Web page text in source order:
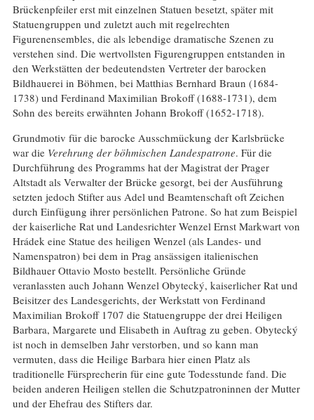
Brückenpfeiler erst mit einzelnen Statuen besetzt, später mit
Statuengruppen und zuletzt auch mit regelrechten
Figurenensembles, die als lebendige dramatische Szenen zu
verstehen sind. Die wertvollsten Figurengruppen entstanden in
den Werkstätten der bedeutendsten Vertreter der barocken
Bildhauerei in Böhmen, bei Matthias Bernhard Braun (1684-
1738) und Ferdinand Maximilian Brokoff (1688-1731), dem
Sohn des bereits erwähnten Johann Brokoff (1652-1718).
Grundmotiv für die barocke Ausschmückung der Karlsbrücke
war die Verehrung der böhmischen Landespatrone. Für die
Durchführung des Programms hat der Magistrat der Prager
Altstadt als Verwalter der Brücke gesorgt, bei der Ausführung
setzten jedoch Stifter aus Adel und Beamtenschaft oft Zeichen
durch Einfügung ihrer persönlichen Patrone. So hat zum Beispiel
der kaiserliche Rat und Landesrichter Wenzel Ernst Markwart von
Hrádek eine Statue des heiligen Wenzel (als Landes- und
Namenspatron) bei dem in Prag ansässigen italienischen
Bildhauer Ottavio Mosto bestellt. Persönliche Gründe
veranlassten auch Johann Wenzel Obytecký, kaiserlicher Rat und
Beisitzer des Landesgerichts, der Werkstatt von Ferdinand
Maximilian Brokoff 1707 die Statuengruppe der drei Heiligen
Barbara, Margarete und Elisabeth in Auftrag zu geben. Obytecký
ist noch in demselben Jahr verstorben, und so kann man
vermuten, dass die Heilige Barbara hier einen Platz als
traditionelle Fürsprecherin für eine gute Todesstunde fand. Die
beiden anderen Heiligen stellen die Schutzpatroninnen der Mutter
und der Ehefrau des Stifters dar.